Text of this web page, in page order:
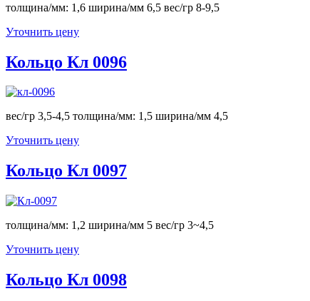
толщина/мм: 1,6 ширина/мм 6,5 вес/гр 8-9,5
Уточнить цену
Кольцо Кл 0096
вес/гр 3,5-4,5 толщина/мм: 1,5 ширина/мм 4,5
Уточнить цену
Кольцо Кл 0097
толщина/мм: 1,2 ширина/мм 5 вес/гр 3~4,5
Уточнить цену
Кольцо Кл 0098